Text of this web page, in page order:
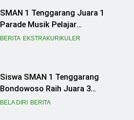
Siswa SMAN 1 Tenggarang
Bondowoso Raih Juara 3
Nasional Pencak Silat Kapolri
BELA DIRI BERITA